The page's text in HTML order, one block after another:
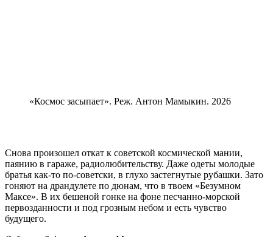
«Космос засыпает». Реж. Антон Мамыкин. 2026
Снова произошел откат к советской космической мании,
паянию в гараже, радиолюбительству. Даже одеты молодые
братья как-то по-советски, в глухо застегнутые рубашки. Зато
гоняют на драндулете по дюнам, что в твоем «Безумном
Максе». В их бешеной гонке на фоне песчанно-морской
первозданности и под грозным небом и есть чувство
будущего.